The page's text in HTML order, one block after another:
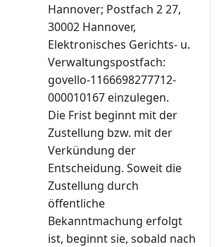
Hannover; Postfach 2 27,
30002 Hannover,
Elektronisches Gerichts- u.
Verwaltungspostfach:
govello-1166698277712-
000010167 einzulegen.
Die Frist beginnt mit der
Zustellung bzw. mit der
Verkündung der
Entscheidung. Soweit die
Zustellung durch
öffentliche
Bekanntmachung erfolgt
ist, beginnt sie, sobald nach